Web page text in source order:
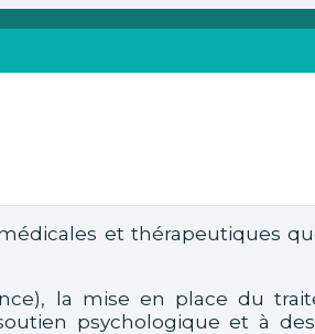
et thérapeutiques
la mise en place du
psychologique et à